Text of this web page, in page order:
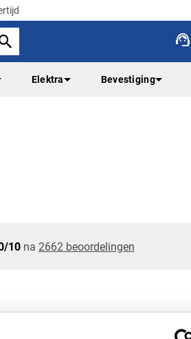
support_agent
Elektra Bevestiging
10na 2662 beoordelingen